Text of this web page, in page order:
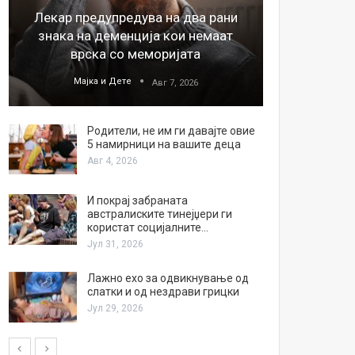
Лекар предупредува на два рани
знака на деменција кои немаат
врска со меморијата
Мајка и Дете Авг 7, 2026
Родители, не им ги давајте овие
5 намирници на вашите деца
Авг 4, 2026
И покрај забраната
австралиските тинејџери ги
користат социјалните…
Јул 31, 2026
Лажно ехо за одвикнување од
слатки и од нездрави грицки
Јул 29, 2026